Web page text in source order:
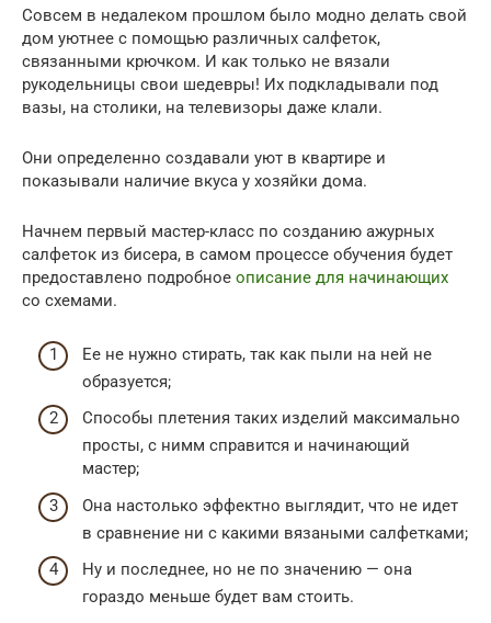
Совсем в недалеком прошлом было модно делать свой
дом уютнее с помощью различных салфеток,
связанными крючком. И как только не вязали
рукодельницы свои шедевры! Их подкладывали под
вазы, на столики, на телевизоры даже клали.
Они определенно создавали уют в квартире и
показывали наличие вкуса у хозяйки дома.
Начнем первый мастер-класс по созданию ажурных
салфеток из бисера, в самом процессе обучения будет
предоставлено подробное описание для начинающих
со схемами.
Ее не нужно стирать, так как пыли на ней не
образуется;
Способы плетения таких изделий максимально
просты, с нимм справится и начинающий
мастер;
Она настолько эффектно выглядит, что не идет
в сравнение ни с какими вязаными салфетками;
Ну и последнее, но не по значению — она
гораздо меньше будет вам стоить.